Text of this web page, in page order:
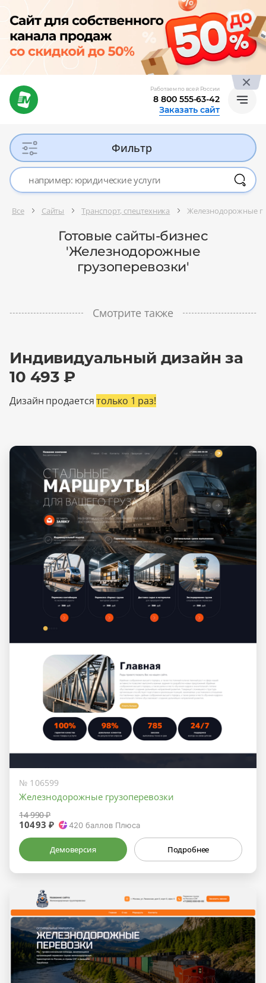
Работаем по всей России
8 800 555-63-42
Заказать сайт
Фильтр
Все Сайты Транспорт, спецтехника Железнодорожные
Готовые сайты-бизнес
'Железнодорожные
грузоперевозки'
Смотрите также
Индивидуальный дизайн за
10 493 ₽
Дизайн продаетсятолько 1 раз!
№ 106599
Железнодорожные грузоперевозки
14 990 ₽
10493 ₽ 420 баллов Плюса
Демоверсия Подробнее